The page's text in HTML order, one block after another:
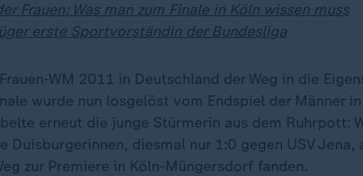
Frauen: Was man zum Finale in Köln wissen muss
erste Sportvorständin der Bundesliga
WM 2011 in Deutschland der Weg in die
wurde nun losgelöst vom Endspiel der Männer
erneut die junge Stürmerin aus dem Ruhrpott:
Duisburgerinnen, diesmal nur 1:0 gegen USV Jena,
zur Premiere in Köln-Müngersdorf fanden.